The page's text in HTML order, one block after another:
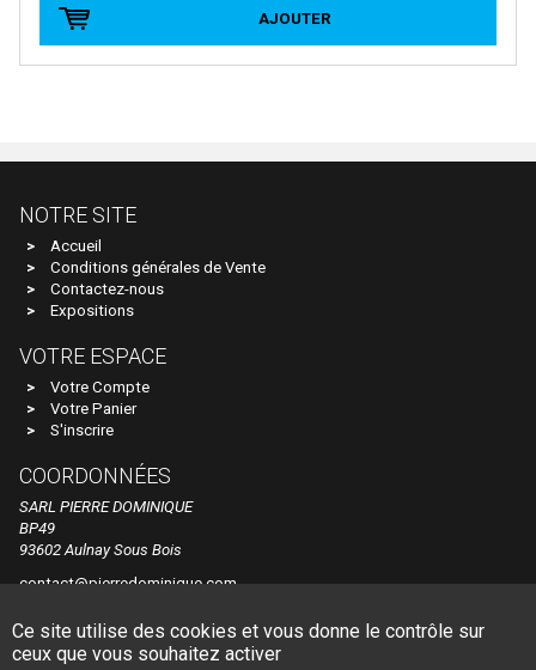
HOCHSTRASSER
HOLLAND RAIL
I.M.U
IBERTREN
IGRA
INTERFER
ITALERI
JAERGERNDORFER
JALOPHI
JCR
JECO AB
AJOUTER
NOTRE SITE
Accueil
Conditions générales de Vente
Contactez-nous
Expositions
VOTRE ESPACE
Votre Compte
Votre Panier
S'inscrire
COORDONNÉES
SARL PIERRE DOMINIQUE
BP49
93602 Aulnay Sous Bois
contact@pierredominique.com
© Pierre Dominique Made by Dune Gestion
Ce site utilise des cookies et vous donne le contrôle sur
ceux que vous souhaitez activer